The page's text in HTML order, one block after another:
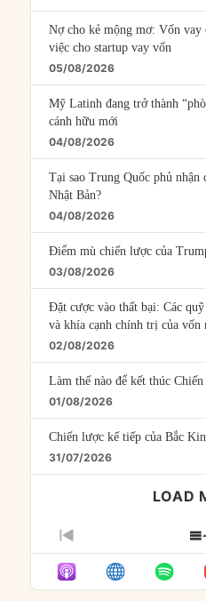
Nợ cho kẻ mộng mơ: Vốn vay
việc cho startup vay vốn
05/08/2026
Mỹ Latinh đang trở thành
cánh hữu mới
04/08/2026
Tại sao Trung Quốc phủ
Nhật Bản?
04/08/2026
Điểm mù chiến lược của
03/08/2026
Đặt cược vào thất bại: Các
và khía cạnh chính trị của vốn
02/08/2026
Làm thế nào để kết thúc
01/08/2026
Chiến lược kế tiếp của Bắc
31/07/2026
LOAD
PREVIOUS
EPISODE